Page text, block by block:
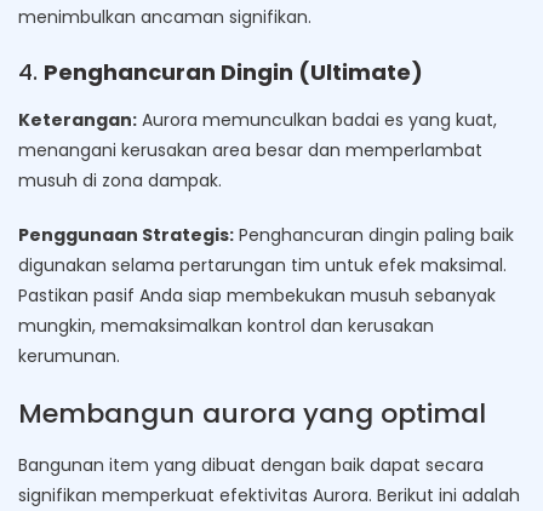
menimbulkan ancaman signifikan.
4. Penghancuran Dingin (Ultimate)
Keterangan: Aurora memunculkan badai es yang kuat,
menangani kerusakan area besar dan memperlambat
musuh di zona dampak.
Penggunaan Strategis: Penghancuran dingin paling baik
digunakan selama pertarungan tim untuk efek maksimal.
Pastikan pasif Anda siap membekukan musuh sebanyak
mungkin, memaksimalkan kontrol dan kerusakan
kerumunan.
Membangun aurora yang optimal
Bangunan item yang dibuat dengan baik dapat secara
signifikan memperkuat efektivitas Aurora. Berikut ini adalah